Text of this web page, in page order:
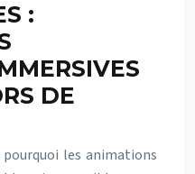
:
DE
les animations